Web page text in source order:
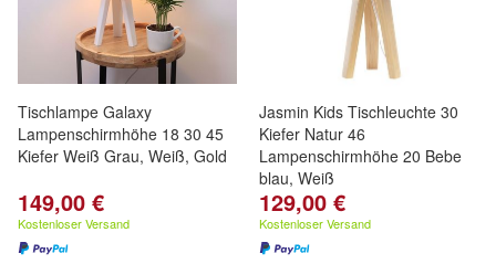
Tischlampe Galaxy
Lampenschirmhöhe 18 30 45
Kiefer Weiß Grau, Weiß, Gold
149,00 €
Kostenloser Versand
Jasmin Kids Tischleuchte 30
Kiefer Natur 46
Lampenschirmhöhe 20 Bebe
blau, Weiß
129,00 €
Kostenloser Versand